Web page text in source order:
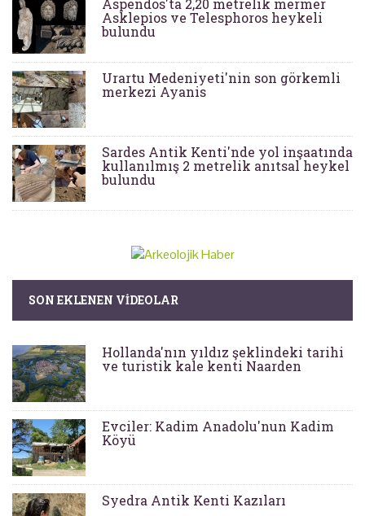
Aspendos'ta 2,20 metrelik mermer
Asklepios ve Telesphoros heykeli
bulundu
Urartu Medeniyeti'nin son görkemli
merkezi Ayanis
Sardes Antik Kenti'nde yol inşaatında
kullanılmış 2 metrelik anıtsal heykel
bulundu
SON EKLENEN VIDEOLAR
Hollanda'nın yıldız şeklindeki tarihi
ve turistik kale kenti Naarden
Evciler: Kadim Anadolu'nun Kadim
Köyü
Syedra Antik Kenti Kazıları